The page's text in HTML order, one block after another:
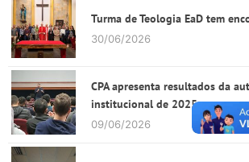
Turma de Teologia EaD tem
30/06/2026
CPA apresenta resultados da
institucional de 2025
09/06/2026